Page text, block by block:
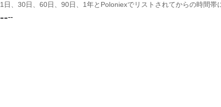
1日、30日、60日、90日、1年とPoloniexでリストされてからの時間
----